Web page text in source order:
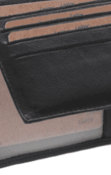
Εξαντλημένο